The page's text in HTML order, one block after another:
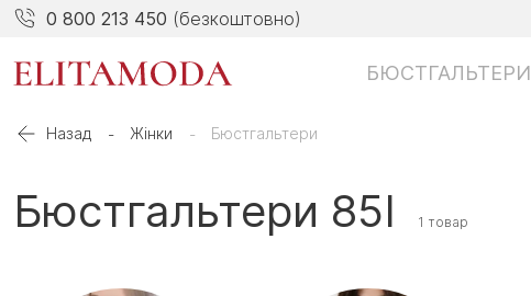
0 800 213 450 (безкоштовно)
БЮСТГАЛЬТЕРИ
Назад Жінки Бюстгальтери
Бюстгальтери 85I 1 товар